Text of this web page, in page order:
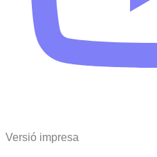
Versió impresa